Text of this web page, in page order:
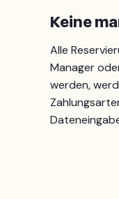
Keine
Alle
Manager
werden,